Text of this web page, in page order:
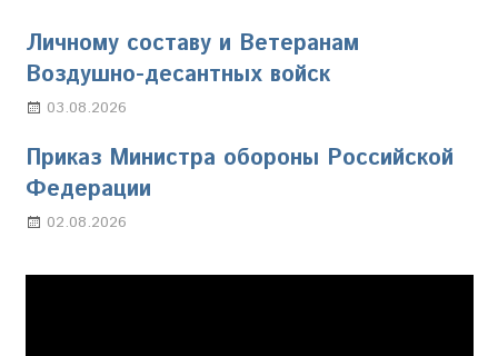
Личному составу и Ветеранам
Воздушно-десантных войск
03.08.2026
Приказ Министра обороны Российской
Федерации
02.08.2026